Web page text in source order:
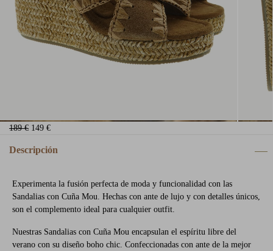
189 € 149 €
Descripción
Experimenta la fusión perfecta de moda y funcionalidad con las
Sandalias con Cuña Mou. Hechas con ante de lujo y con detalles únicos,
son el complemento ideal para cualquier outfit.
Nuestras Sandalias con Cuña Mou encapsulan el espíritu libre del
verano con su diseño boho chic. Confeccionadas con ante de la mejor